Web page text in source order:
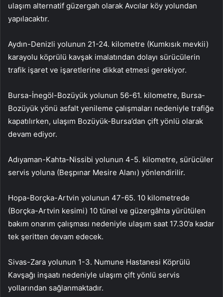
ulaşım alternatif güzergah olarak Avcılar köy yolundan
yapılacaktır.
Aydın-Denizli yolunun 21-24. kilometre (Kumkısık mevkii)
karayolu köprülü kavşak imalatından dolayı sürücülerin
trafik işaret ve işaretlerine dikkat etmesi gerekiyor.
Bursa-İnegöl-Bozüyük yolunun 56-61. kilometre, Bursa-
Bozüyük yönü asfalt yenileme çalışmaları nedeniyle trafiğe
kapatılırken, ulaşım Bozüyük-Bursa’dan çift yönlü olarak
devam ediyor.
Adıyaman-Kahta-Nissibi yolunun 4-5. kilometre, sürücüler
servis yoluna (Beşpınar Mesire Alanı) yönlendirilir.
Hopa-Borçka-Artvin yolunun 47-65. 10 kilometrede
(Borçka-Artvin kesimi) 10 tünel ve güzergâhta yürütülen
bakım onarım çalışması nedeniyle ulaşım saat 17.30’a kadar
tek şeritten devam edecek.
Sivas-Zara yolunun 1-3. Numune Hastanesi Köprülü
Kavşağı inşaatı nedeniyle ulaşım çift yönlü servis
yollarından sağlanmaktadır.